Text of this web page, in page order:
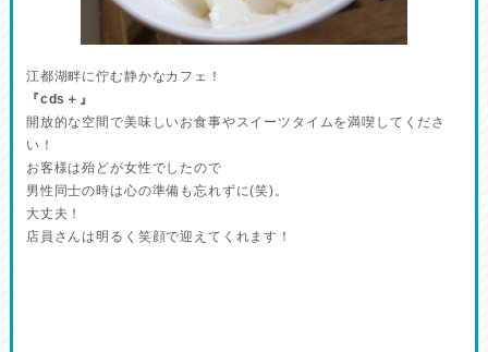
江都湖畔に佇む静かなカフェ！
『cds＋』
開放的な空間で美味しいお食事やスイーツタイムを満喫してくださ
い！
お客様は殆どが女性でしたので
男性同士の時は心の準備も忘れずに(笑)。
大丈夫！
店員さんは明るく笑顔で迎えてくれます！